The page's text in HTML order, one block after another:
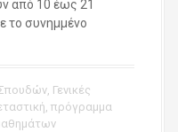
από 10 έως 21
το συνημμένο
, Γενικές
, πρόγραμμα